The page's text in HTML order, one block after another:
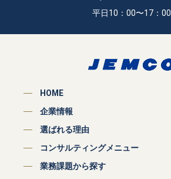
平日10：00〜17：00
HOME
企業情報
選ばれる理由
コンサルティングメニュー
業務課題から探す